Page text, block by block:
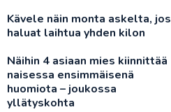
Kävele näin monta askelta, jos
haluat laihtua yhden kilon
Näihin 4 asiaan mies kiinnittää
naisessa ensimmäisenä
huomiota – joukossa
yllätyskohta